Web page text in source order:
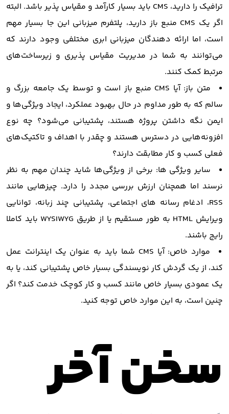
ترافیک را دارید، CMS باید بسیار کارآمد و مقیاس پذیر باشد. البته
اگر یک CMS منبع باز دارید، پلتفرم میزبانی این جا بسیار مهم
است، اما ارائه دهندگان میزبانی ابری مختلفی وجود دارند که
می‌توانند به شما در مدیریت مقیاس پذیری و زیرساخت‌های
مرتبط کمک کنند.
متن باز: آیا CMS منبع باز است و توسط یک جامعه بزرگ و
سالم که به طور مداوم در حال بهبود عملکرد، ایجاد ویژگی‌ها و
ایمن نگه داشتن پروژه هستند، پشتیبانی می‌شود؟ چه نوع
افزونه‌هایی در دسترس هستند و چقدر با اهداف و تاکتیک‌های
فعلی کسب و کار مطابقت دارند؟
سایر ویژگی ها: برخی از ویژگی‌ها شاید چندان مهم به نظر
نرسند اما همچنان ارزش بررسی مجدد را دارد. چیزهایی مانند
RSS، ادغام رسانه های اجتماعی، پشتیبانی چند زبانه، توانایی
ویرایش HTML به طور مستقیم یا از طریق WYSIWYG باید کاملا
رایج باشند.
موارد خاص: آیا CMS شما باید به عنوان یک اینترانت عمل
کند، از یک گردش کار نویسندگی بسیار خاص پشتیبانی کند، یا به
یک عمودی بسیار خاص مانند کسب و کار کوچک خدمت کند؟ اگر
چنین است، به این موارد خاص توجه کنید.
سخن آخر